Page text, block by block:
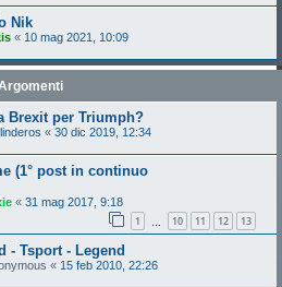
Nik
« 10 mag 2021, 10:09
Brexit per Triumph?
« 30 dic 2019, 12:34
(1° post in continuo
« 31 mag 2017, 9:18
1 10 11 12 13
- Tsport - Legend
« 15 feb 2010, 22:26